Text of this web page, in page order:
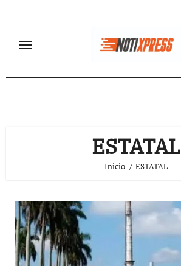
contenido
ESTATAL
Inicio ESTATAL